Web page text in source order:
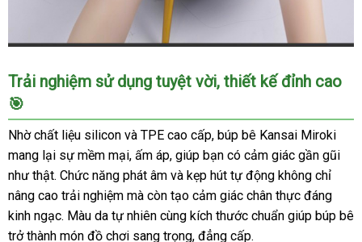
Búp
bê
Kansai
Miroki
158cm
cao
cấp
Siêu
thực
Nâng
Trải nghiệm sử dụng tuyệt vời, thiết kế đỉnh cao
🎯
Nhờ chất liệu silicon và TPE cao cấp, búp bê Kansai Miroki
mang lại sự mềm mại, ấm áp, giúp bạn có cảm giác gần gũi
như thật. Chức năng phát âm và kẹp hút tự động không chỉ
nâng cao trải nghiệm mà còn tạo cảm giác chân thực đáng
kinh ngạc. Màu da tự nhiên cùng kích thước chuẩn giúp búp bê
trở thành món đồ chơi sang trọng, đẳng cấp.